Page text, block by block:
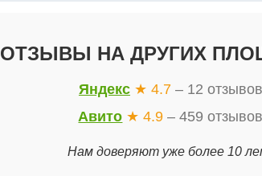
ОТЗЫВЫ НА ДРУГИХ
Яндекс ★ 4.7 – 12 отзывов
Авито ★ 4.9 – 459 отзывов
Нам доверяют уже более 10